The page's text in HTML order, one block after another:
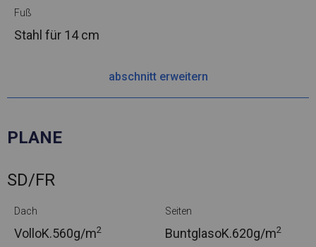
Fuß
Stahl für 14 cm
abschnitt erweitern
PLANE
SD/FR
Dach
VolloK.560g/m2
Seiten
BuntglasoK.620g/m2